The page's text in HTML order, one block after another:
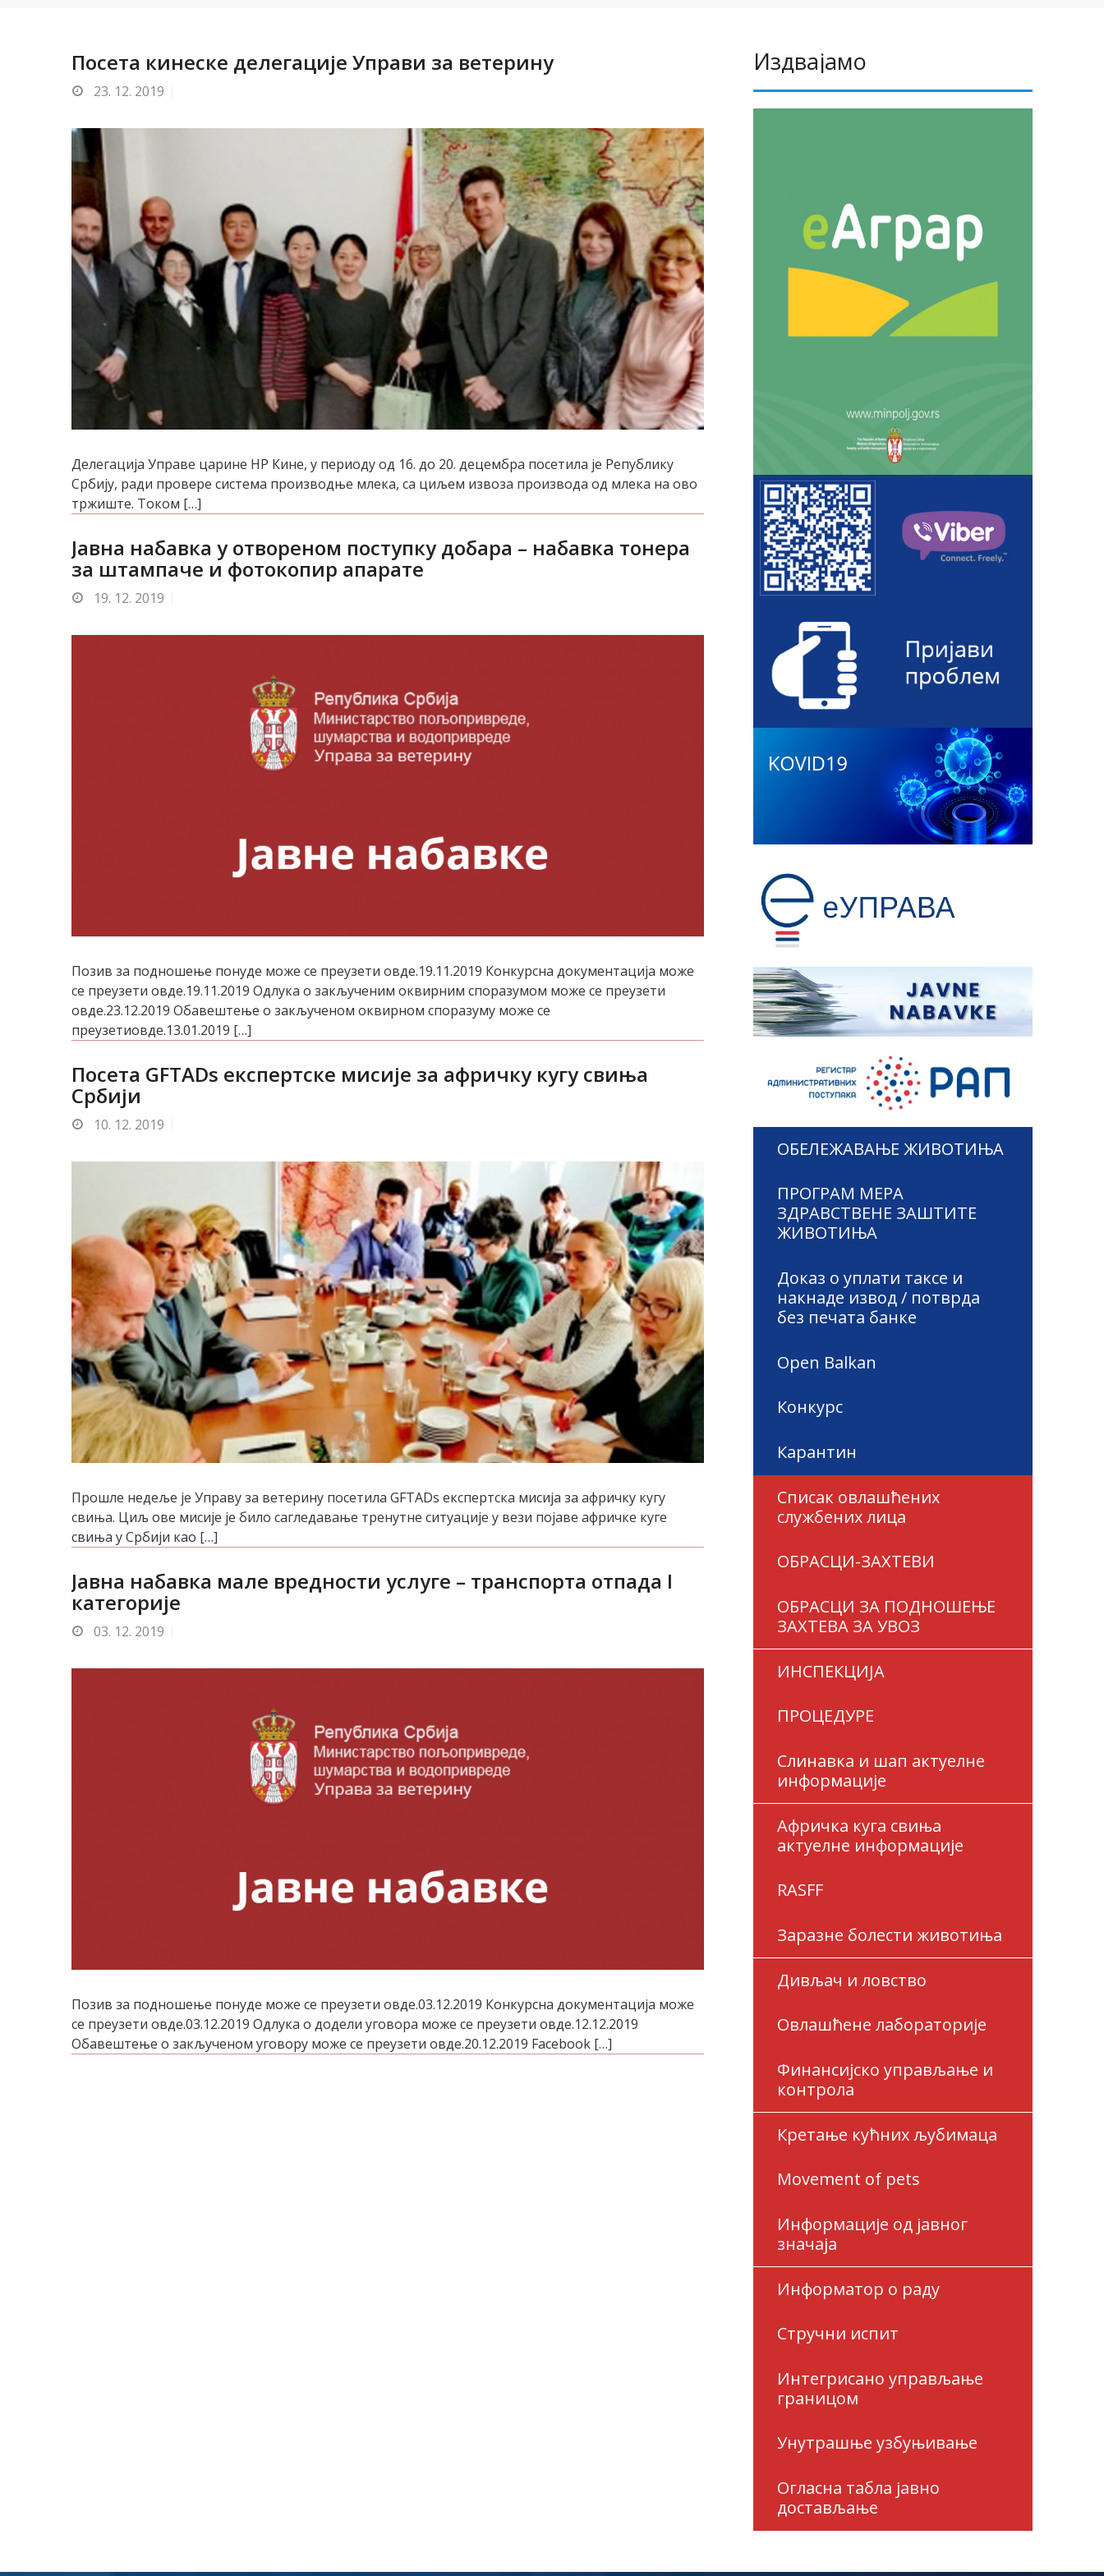
Посета кинеске делегације Управи за ветерину
23. 12. 2019
Делегација Управе царине НР Кине, у периоду од 16. до 20. децембра посетила је Републику
Србију, ради провере система производње млека, са циљем извоза производа од млека на ово
тржиште. Током […]
Јавна набавка у отвореном поступку добара – набавка тонера
за штампаче и фотокопир апарате
19. 12. 2019
Позив за подношење понуде може се преузети овде.19.11.2019 Конкурсна документација може
се преузети овде.19.11.2019 Одлука о закљученим оквирним споразумом може се преузети
овде.23.12.2019 Обавештење о закљученом оквирном споразуму може се
преузетиовде.13.01.2019 […]
Посета GFTADs експертске мисије за афричку кугу свиња
Србији
10. 12. 2019
Прошле недеље је Управу за ветерину посетила GFTADs експертска мисија за афричку кугу
свиња. Циљ ове мисије је било сагледавање тренутне ситуације у вези појаве афричке куге
свиња у Србији као […]
Јавна набавка мале вредности услуге – транспорта отпада I
категорије
03. 12. 2019
Позив за подношење понуде може се преузети овде.03.12.2019 Конкурсна документација може
се преузети овде.03.12.2019 Одлука о додели уговора може се преузети овде.12.12.2019
Обавештење о закљученом уговору може се преузети овде.20.12.2019 Facebook […]
Издвајамо
ОБЕЛЕЖАВАЊЕ ЖИВОТИЊА
ПРОГРАМ МЕРА
ЗДРАВСТВЕНЕ ЗАШТИТЕ
ЖИВОТИЊА
Доказ о уплати таксе и
накнаде извод / потврда
без печата банке
Open Balkan
Конкурс
Карантин
Списак овлашћених
службених лица
ОБРАСЦИ-ЗАХТЕВИ
ОБРАСЦИ ЗА ПОДНОШЕЊЕ
ЗАХТЕВА ЗА УВОЗ
ИНСПЕКЦИЈА
ПРОЦЕДУРЕ
Слинавка и шап актуелне
информације
Афричка куга свиња
актуелне информације
RASFF
Заразне болести животиња
Дивљач и ловство
Овлашћене лабораторије
Финансијско управљање и
контрола
Кретање кућних љубимаца
Movement of pets
Информације од јавног
значаја
Информатор о раду
Стручни испит
Интегрисано управљање
границом
Унутрашње узбуњивање
Огласна табла јавно
достављање